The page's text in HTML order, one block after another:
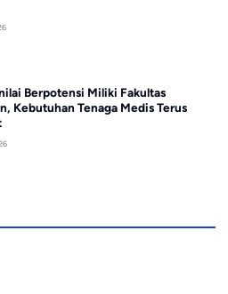
Berpotensi Miliki Fakultas
Kebutuhan Tenaga Medis Terus